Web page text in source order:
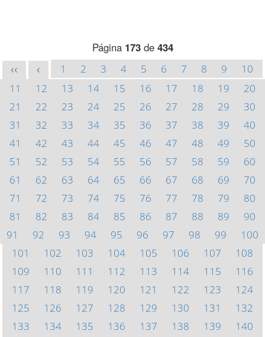
Página 173de 434
<< < 1 2 3 4 5 6 7 8 9
10
11
12 13 14 15 16 17 18 19
20
21
22 23 24 25 26 27 28 29
30
31
32 33 34 35 36 37 38 39
40
41
42 43 44 45 46 47 48 49
50
51
52 53 54 55 56 57 58 59
60
61
62 63 64 65 66 67 68 69
70
71
72 73 74 75 76 77 78 79
80
81
82 83 84 85 86 87 88 89
90
91
92 93 94 95 96 97 98 99
100
101
102 103 104 105 106 107
108
109
110 111 112 113 114 115
116
117
118 119 120 121 122 123
124
125
126 127 128 129 130 131
132
133
134 135 136 137 138 139
140